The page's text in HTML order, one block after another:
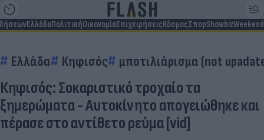
ΕλλάδαΠολιτικήΟικονομίαΕπιχειρήσειςΚόσμοςΣπορShowbizWeekend
Ελλάδα Κηφισός μποτιλιάρισμα (not
Κηφισός: Σοκαριστικό τροχαίο τα
ξημερώματα - Αυτοκίνητο απογειώθηκε και
πέρασε στο αντίθετο ρεύμα [vid]